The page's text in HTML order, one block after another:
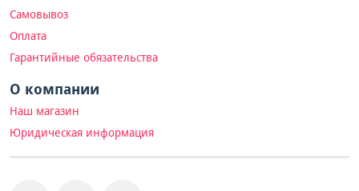
Самовывоз
Оплата
Гарантийные обязательства
О компании
Наш магазин
Юридическая информация